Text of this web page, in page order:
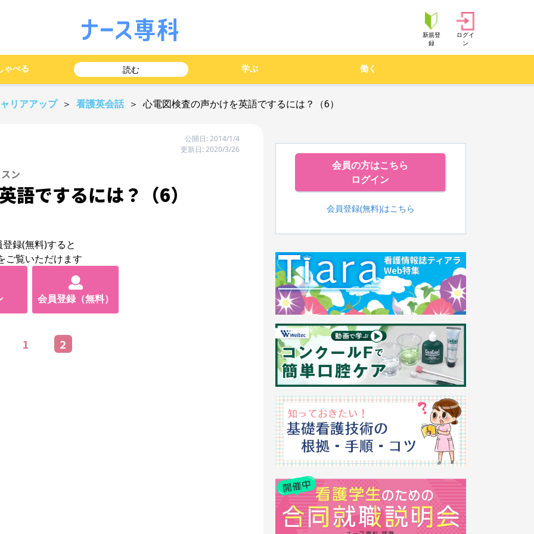
新規登
録
ログイ
ン
ゃべる 読む 学ぶ 働く
リアアップ ＞ 看護英会話 ＞ 心電図検査の声かけを英語でするには？（6）
公開日: 2014/1/4
更新日: 2020/3/26
ン
語でするには？（6）
登録(無料)すると
ご覧いただけます
会員登録（無料）
1 2
会員の方はこちら
ログイン
会員登録(無料)はこちら